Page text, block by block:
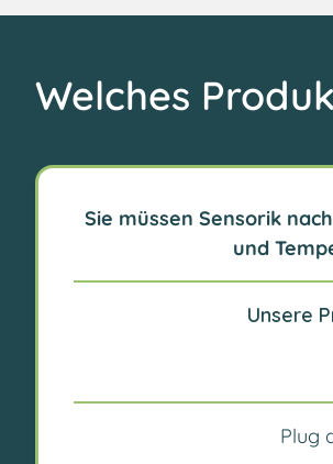
Welches
Sie müssen Sensorik
und
Unsere
Plug